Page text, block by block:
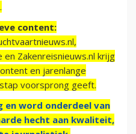
content:
Zakenreisnieuws.nl krijg
en jarenlange
voorsprong geeft.
en word onderdeel van
hecht aan kwaliteit,